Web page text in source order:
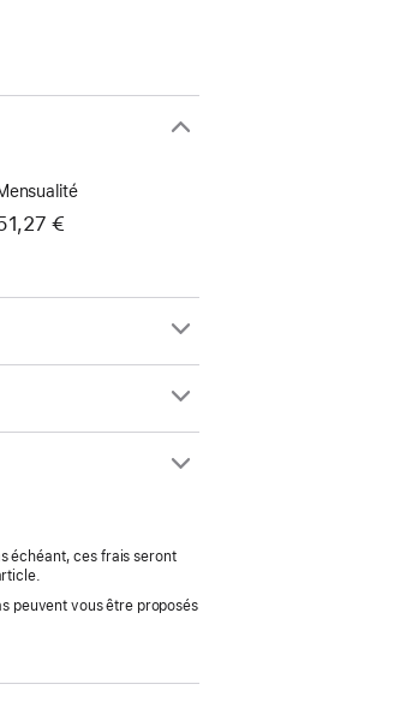
€
échéant, ces frais seront
peuvent vous être proposés